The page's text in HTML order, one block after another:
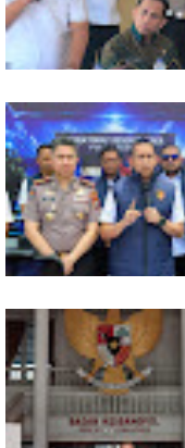
Polresta Deliserdang
Musnahkan 1,2 Kilo Gram
Sabu-sabu: Tiga
Gagal Edarkan Ribuan
Narkoba
Polda Sumut Bongkar
Scamming Internasional di
Apartemen Medan, Korban
Rugi Rp6,7 Miliar